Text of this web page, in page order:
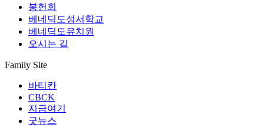
봉헌회
베네딕도성서학교
베네딕도유치원
오시는 길
Family Site
바티칸
CBCK
지금여기
굿뉴스